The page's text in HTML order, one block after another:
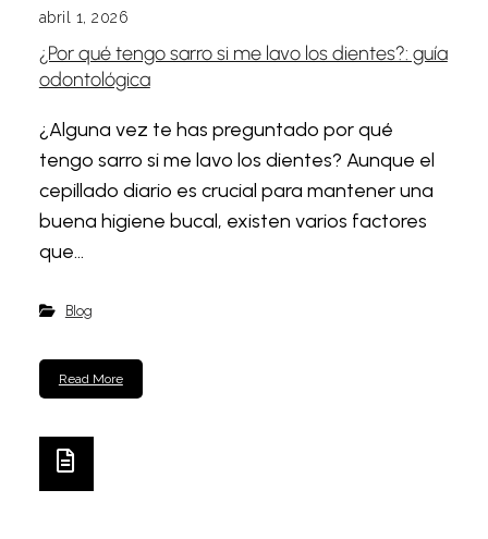
abril 1, 2026
¿Por qué tengo sarro si me lavo los dientes?: guía
odontológica
¿Alguna vez te has preguntado por qué
tengo sarro si me lavo los dientes? Aunque el
cepillado diario es crucial para mantener una
buena higiene bucal, existen varios factores
que...
Blog
Read More